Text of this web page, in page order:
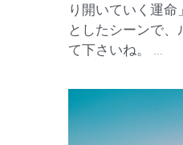
ルーン,二十四節気,
ルーンはあなた
運命へと誘います
としたシーンで
て下さいね。 ...